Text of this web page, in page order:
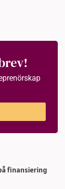
finansiering